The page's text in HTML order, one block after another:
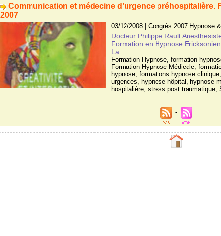
Communication et médecine d’urgence préhospitalière.
2007
03/12/2008 Congrès 2007 Hypnose
Docteur Philippe Rault
Formation en Hypnose
La...
Formation Hypnose, formation
Formation Hypnose Médicale,
hypnose, formations hypnose clinique,
urgences, hypnose hôpital , hypnose
hospitalière, stress post traumatique,